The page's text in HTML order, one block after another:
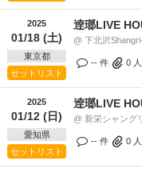
2025
01/18 (土)
東京都
セットリスト
逹瑯LIVE
@ 下北沢
-- 件 0 人
2025
01/12 (日)
愛知県
セットリスト
逹瑯LIVE
@ 新栄シャング
-- 件 0 人